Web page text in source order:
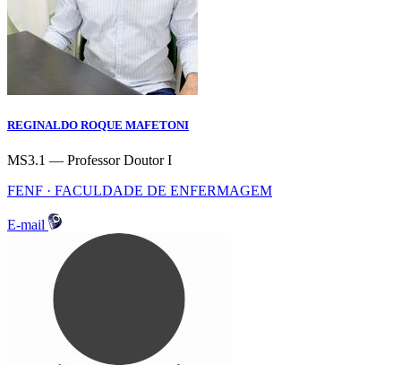
REGINALDO ROQUE MAFETONI
MS3.1 — Professor Doutor I
FENF · FACULDADE DE ENFERMAGEM
E-mail